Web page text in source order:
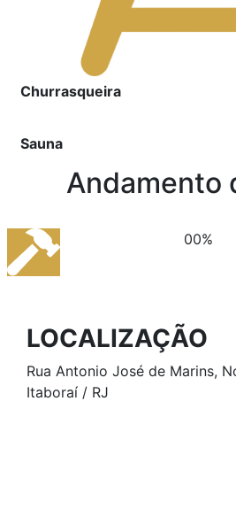
Churrasqueira
Sauna
Andamento
00%
LOCALIZAÇÃO
Rua Antonio José de Marins,
Itaboraí / RJ